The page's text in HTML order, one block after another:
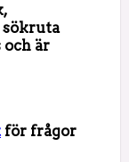
är
för frågor